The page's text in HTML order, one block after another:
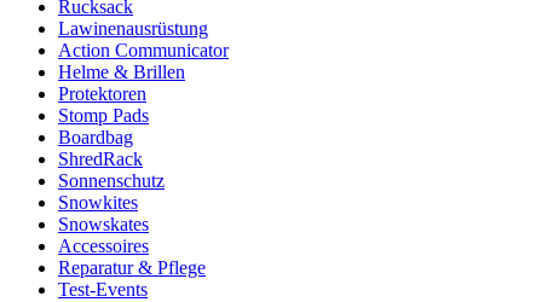
Rucksack
Lawinenausrüstung
Action Communicator
Helme & Brillen
Protektoren
Stomp Pads
Boardbag
ShredRack
Sonnenschutz
Snowkites
Snowskates
Accessoires
Reparatur & Pflege
Test-Events